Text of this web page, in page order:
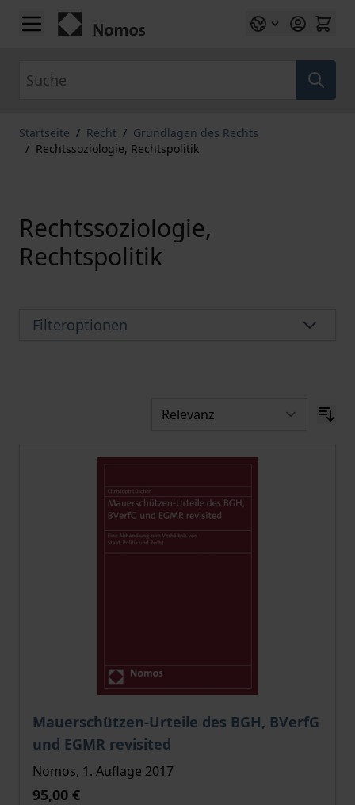
Zum Inhalt springen
Startseite / Recht / Grundlagen des Rechts
/ Rechtssoziologie, Rechtspolitik
Rechtssoziologie,
Rechtspolitik
Filteroptionen
Mauerschützen-Urteile des BGH, BVerfG
und EGMR revisited
Der Preis dieses Titels richtet sich nach der
Nomos, 1. Auflage 2017
95,00 €